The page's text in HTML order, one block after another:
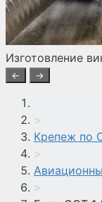
Изготовление
← →
>
Крепеж по
>
>